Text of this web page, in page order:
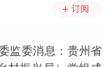
订阅
监委消息：贵州省